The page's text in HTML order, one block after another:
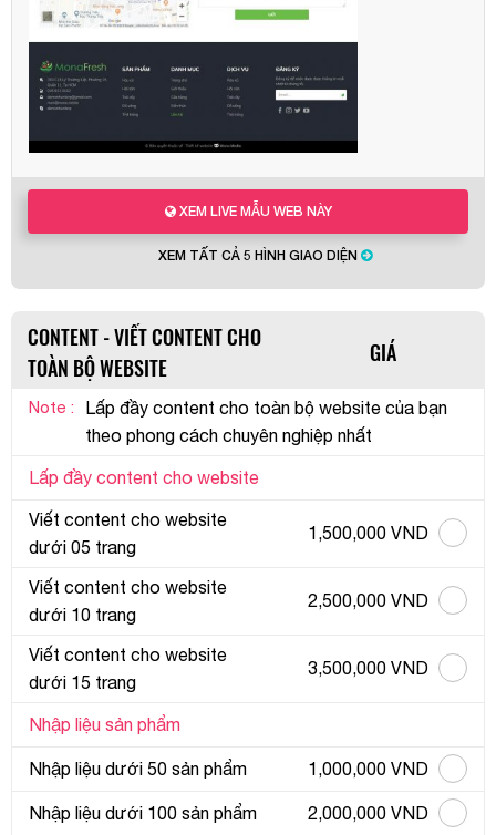
XEM LIVE MẪU WEB NÀY
XEM TẤT CẢ 5 HÌNH GIAO DIỆN
CONTENT - VIẾT CONTENT CHO
TOÀN BỘ WEBSITE
GIÁ
Note :
Lấp đầy content cho toàn bộ website của bạn
theo phong cách chuyên nghiệp nhất
Lấp đầy content cho website
Viết content cho website
dưới 05 trang
1,500,000 VND
Viết content cho website
dưới 10 trang
2,500,000 VND
Viết content cho website
dưới 15 trang
3,500,000 VND
Nhập liệu sản phẩm
Nhập liệu dưới 50 sản phẩm 1,000,000 VND
Nhập liệu dưới 100 sản phẩm 2,000,000 VND